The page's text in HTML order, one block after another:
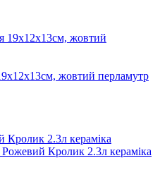
жовтий перламутр